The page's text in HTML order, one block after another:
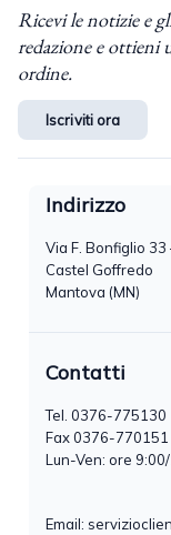
Ricevi le notizie e
redazione e ottieni
ordine.
Iscriviti ora
Indirizzo
Via F. Bonfiglio
Castel Goffredo
Mantova (MN)
Contatti
Tel. 0376-775130
Fax 0376-770151
Lun-Ven: ore
Email: